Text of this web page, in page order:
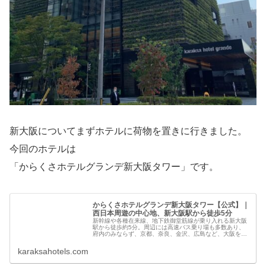
新大阪についてまずホテルに荷物を置きに行きました。
今回のホテルは
「からくさホテルグランデ新大阪タワー」です。
からくさホテルグランデ新大阪タワー【公式】｜
西日本周遊の中心地、新大阪駅から徒歩5分
新幹線や各種在来線、地下鉄御堂筋線が乗り入れる新大阪
駅から徒歩約5分。周辺には高速バス乗り場も多数あり、
府内のみならず、京都、奈良、金沢、広島など、大阪を拠
karaksahotels.com